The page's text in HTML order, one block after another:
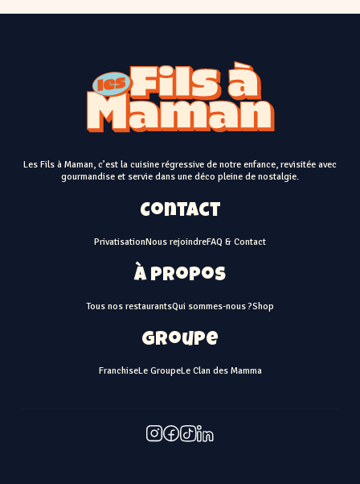
Les Fils à Maman, c’est la cuisine régressive de notre enfance, revisitée avec
gourmandise et servie dans une déco pleine de nostalgie.
Contact
PrivatisationNous rejoindreFAQ & Contact
À propos
Tous nos restaurantsQui sommes-nous ?Shop
Groupe
FranchiseLe GroupeLe Clan des Mamma